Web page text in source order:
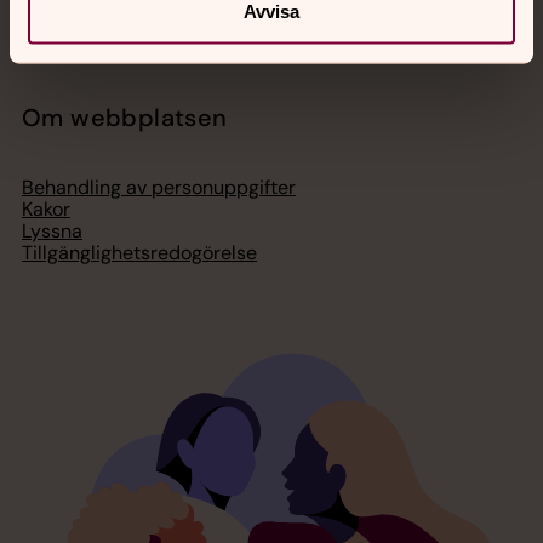
Avvisa
Om webbplatsen
Behandling av personuppgifter
Kakor
Lyssna
Tillgänglighetsredogörelse